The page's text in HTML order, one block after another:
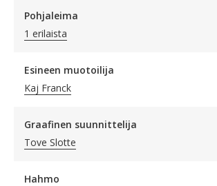
Pohjaleima
1 erilaista
Esineen muotoilija
Kaj Franck
Graafinen suunnittelija
Tove Slotte
Hahmo